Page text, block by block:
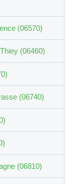
(06570)
(06460)
(06740)
(06810)